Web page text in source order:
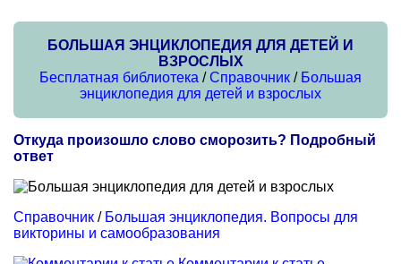
БОЛЬШАЯ ЭНЦИКЛОПЕДИЯ ДЛЯ ДЕТЕЙ И
ВЗРОСЛЫХ
Бесплатная библиотека /Справочник / Большая
энциклопедия для детей и взрослых
Откуда произошло слово сморозить? Подробный
ответ
Справочник / Большая энциклопедия. Вопросы для
викторины и самообразования